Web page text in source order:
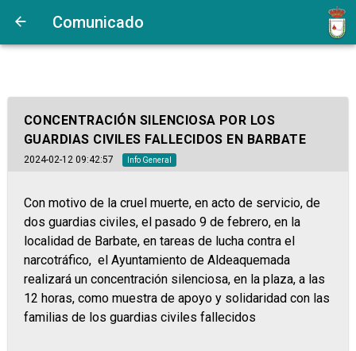
Comunicado
CONCENTRACIÓN SILENCIOSA POR LOS
GUARDIAS CIVILES FALLECIDOS EN BARBATE
2024-02-12 09:42:57 Info General
Con motivo de la cruel muerte, en acto de servicio, de
dos guardias civiles, el pasado 9 de febrero, en la
localidad de Barbate, en tareas de lucha contra el
narcotráfico, el Ayuntamiento de Aldeaquemada
realizará un concentración silenciosa, en la plaza, a las
12 horas, como muestra de apoyo y solidaridad con las
familias de los guardias civiles fallecidos